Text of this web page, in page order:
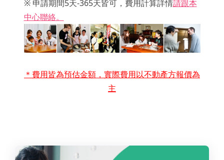
※ 申請期間5天-365天皆可，費用計算詳情請跟本
中心聯絡。
＊費用皆為預估金額，實際費用以不動產方報價為
主